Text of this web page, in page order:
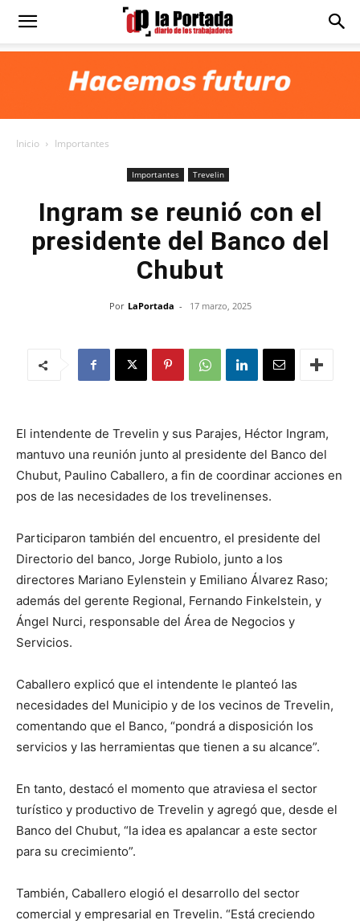
Diario
Inicio Importantes
Importantes Trevelin
Ingram se reunió con el
presidente del Banco del
Chubut
Por LaPortada - 17 marzo, 2025
El intendente de Trevelin y sus Parajes, Héctor Ingram,
mantuvo una reunión junto al presidente del Banco del
Chubut, Paulino Caballero, a fin de coordinar acciones en
pos de las necesidades de los trevelinenses.
Participaron también del encuentro, el presidente del
Directorio del banco, Jorge Rubiolo, junto a los
directores Mariano Eylenstein y Emiliano Álvarez Raso;
además del gerente Regional, Fernando Finkelstein, y
Ángel Nurci, responsable del Área de Negocios y
Servicios.
Caballero explicó que el intendente le planteó las
necesidades del Municipio y de los vecinos de Trevelin,
comentando que el Banco, “pondrá a disposición los
servicios y las herramientas que tienen a su alcance”.
En tanto, destacó el momento que atraviesa el sector
turístico y productivo de Trevelin y agregó que, desde el
Banco del Chubut, “la idea es apalancar a este sector
para su crecimiento”.
También, Caballero elogió el desarrollo del sector
comercial y empresarial en Trevelin. “Está creciendo